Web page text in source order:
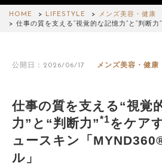
HOME LIFESTYLE
メンズ美容・健康
仕事の質を支える“視覚的な記憶力”と“判断力”
公開日：2026/06/17 メンズ美容・健康
仕事の質を支える“視覚
力”と“判断力”*1をケア
ュースキン「
ル」